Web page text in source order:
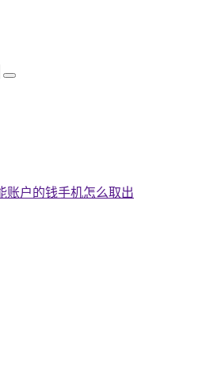
账户的钱手机怎么取出